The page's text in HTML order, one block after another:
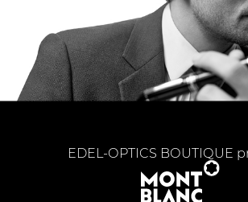
EDEL-OPTICS BOUTIQUE